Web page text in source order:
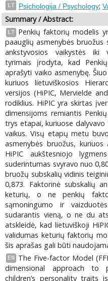
LT Psichologija / Psychology;
Summary / Abstract:
LT
Penkių faktorių modelis
paauglių asmenybės bruožus
ankstyvosios vaikystės iki
tyrimais įrodyta, kad
aprašyti vaiko asmenybę.
kuriuos lietuviškosios
versijos (HiPIC, Mervielde
rodiklius. HiPIC yra skirtas
dimensijoms remiantis
trys etapai, kuriuose
vaikus. Visų etapų metu
asmenybės bruožus,
HiPIC aukštesniojo
suderintumas svyravo nuo
bruožų subskalių vidinis
0,873. Faktorinė subskalių
keturių, o ne penkių
sąmoningumo ir
sudarantis vieną, o ne du
atskleidė, kad lietuviškoji
validumas keturių faktorių
šis aprašas gali būti
EN
The Five-factor Model
dimensional approach to
children’s personality traits